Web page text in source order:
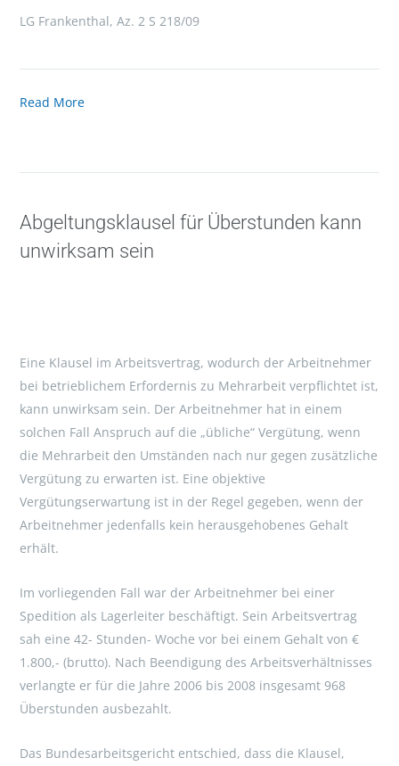
LG Frankenthal, Az. 2 S 218/09
Read More
Abgeltungsklausel für Überstunden kann
unwirksam sein
Eine Klausel im Arbeitsvertrag, wodurch der Arbeitnehmer
bei betrieblichem Erfordernis zu Mehrarbeit verpflichtet ist,
kann unwirksam sein. Der Arbeitnehmer hat in einem
solchen Fall Anspruch auf die „übliche“ Vergütung, wenn
die Mehrarbeit den Umständen nach nur gegen zusätzliche
Vergütung zu erwarten ist. Eine objektive
Vergütungserwartung ist in der Regel gegeben, wenn der
Arbeitnehmer jedenfalls kein herausgehobenes Gehalt
erhält.
Im vorliegenden Fall war der Arbeitnehmer bei einer
Spedition als Lagerleiter beschäftigt. Sein Arbeitsvertrag
sah eine 42- Stunden- Woche vor bei einem Gehalt von €
1.800,- (brutto). Nach Beendigung des Arbeitsverhältnisses
verlangte er für die Jahre 2006 bis 2008 insgesamt 968
Überstunden ausbezahlt.
Das Bundesarbeitsgericht entschied, dass die Klausel,